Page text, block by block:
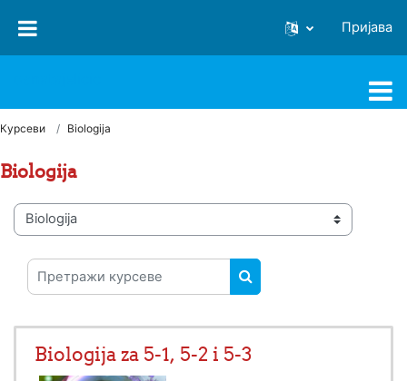
Пријава
Курсеви Biologija
Biologija
Категорије курсева
Претражи курсеве
ПРЕТРАЖИ КУРСЕВЕ
Biologija za 5-1, 5-2 i 5-3